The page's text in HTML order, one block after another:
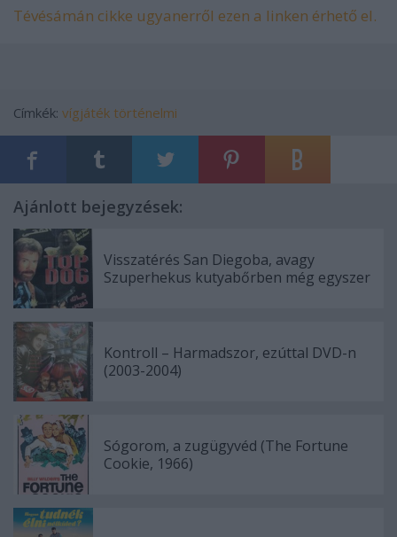
Tévésámán cikke ugyanerről ezen a linken érhető el.
Címkék: vígjáték történelmi
Ajánlott bejegyzések:
Visszatérés San Diegoba, avagy
Szuperhekus kutyabőrben még egyszer
Kontroll – Harmadszor, ezúttal DVD-n
(2003-2004)
Sógorom, a zugügyvéd (The Fortune
Cookie, 1966)